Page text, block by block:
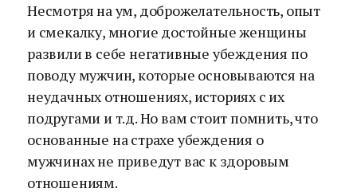
Несмотря на ум, доброжелательность, опыт
и смекалку, многие достойные женщины
развили в себе негативные убеждения по
поводу мужчин, которые основываются на
неудачных отношениях, историях с их
подругами и т.д. Но вам стоит помнить, что
основанные на страхе убеждения о
мужчинах не приведут вас к здоровым
отношениям.